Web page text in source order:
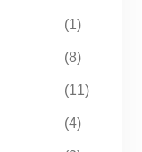
(1)
(8)
(11)
(4)